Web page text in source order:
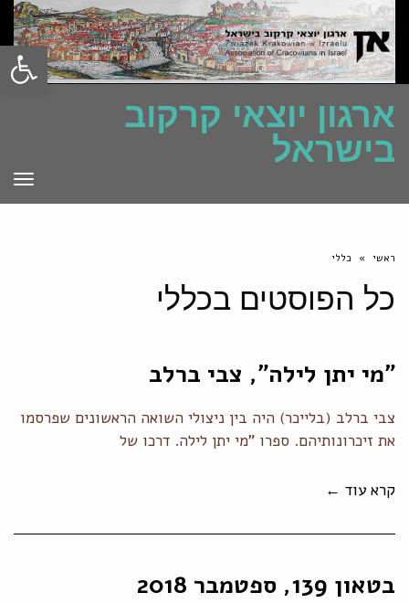
פתח
ארגון יוצאי קרקוב
בישראל
ראשי » כללי
כל הפוסטים בכללי
"מי יתן לילה", צבי ברלב
צבי ברלב (בלייכר) היה בין ניצולי השואה הראשונים שפרסמו
את זיכרונותיהם. ספרו ”מי יתן לילה. דרכו של
קרא עוד ←
בטאון 139, ספטמבר 2018